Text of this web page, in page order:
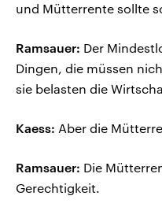
und Mütterrente sollte
Ramsauer: Der
Dingen, die müssen
sie belasten die
Kaess: Aber die
Ramsauer: Die
Gerechtigkeit.